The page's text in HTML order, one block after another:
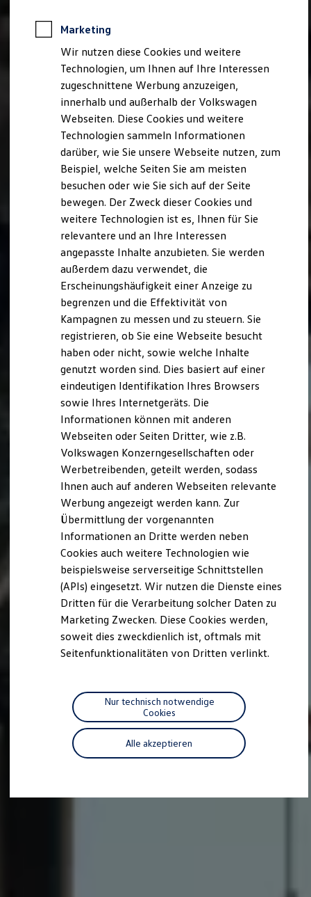
Elektromobilität
Elektroautos
Elektrofahrzeugkonzepte
ID. EVERY1
Reichweite
Reichweite der ID. Modelle
Reichweite im Winter
Rekuperation
Laden
Laden unterwegs
Laden Zuhause
Ladestationen finden
Ladezeitensimulator
Sicherheit
Garantie und Lebensdauer
Nachhaltigkeit
Kosten und Kauf
Verbrauchskosten
Kaufoptionen
E-Auto-Förderung
Software und Konnektivität
Die ID. Software 6
ID. Software Versionen und Updates
Digitale Extras
Schnittstellen zu Ihrem ID.
Hybridautos
Marke und Erlebnis
Volkswagen R und R Experience
R-Modelle
R Experience
Driving Experience
Werkbesichtigung
Factory visit
Lifestyle Shop
Golf Kollektion
ID. Kollektion
Volkswagen Kollektion
GTI Kollektion
Fußball Drop
we drive football
#wedriveproud
Besitzer und Service
myVolkswagen
Software Updates
Inspektion und HU/AU
Räder und Reifen
Pannen- und Unfallhilfe
Economy Service
Volkswagen Teile
Zubehör
Modellspezifisches Zubehör
Entertainment und Elektronik
Marketing
Wir nutzen diese Cookies und weitere
Technologien, um Ihnen auf Ihre Interessen
zugeschnittene Werbung anzuzeigen,
innerhalb und außerhalb der Volkswagen
Webseiten. Diese Cookies und weitere
Technologien sammeln Informationen
darüber, wie Sie unsere Webseite nutzen, zum
Beispiel, welche Seiten Sie am meisten
besuchen oder wie Sie sich auf der Seite
bewegen. Der Zweck dieser Cookies und
weitere Technologien ist es, Ihnen für Sie
relevantere und an Ihre Interessen
angepasste Inhalte anzubieten. Sie werden
außerdem dazu verwendet, die
Erscheinungshäufigkeit einer Anzeige zu
begrenzen und die Effektivität von
Kampagnen zu messen und zu steuern. Sie
registrieren, ob Sie eine Webseite besucht
haben oder nicht, sowie welche Inhalte
genutzt worden sind. Dies basiert auf einer
eindeutigen Identifikation Ihres Browsers
sowie Ihres Internetgeräts. Die
Informationen können mit anderen
Webseiten oder Seiten Dritter, wie z.B.
Volkswagen Konzerngesellschaften oder
Werbetreibenden, geteilt werden, sodass
Ihnen auch auf anderen Webseiten relevante
Werbung angezeigt werden kann. Zur
Übermittlung der vorgenannten
Informationen an Dritte werden neben
Cookies auch weitere Technologien wie
beispielsweise serverseitige Schnittstellen
(APIs) eingesetzt. Wir nutzen die Dienste eines
Dritten für die Verarbeitung solcher Daten zu
Marketing Zwecken. Diese Cookies werden,
soweit dies zweckdienlich ist, oftmals mit
Seitenfunktionalitäten von Dritten verlinkt.
Alle akzeptieren
Nur technisch notwendige
Cookies